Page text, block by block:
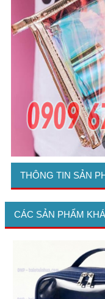
THÔNG TIN SẢN
CÁC SẢN PHẨM